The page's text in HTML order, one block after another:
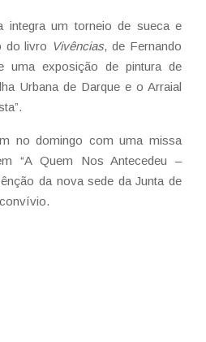
integra um torneio de sueca e
do livro Vivências, de Fernando
uma exposição de pintura de
Urbana de Darque e o Arraial
no domingo com uma missa
“A Quem Nos Antecedeu –
da nova sede da Junta de